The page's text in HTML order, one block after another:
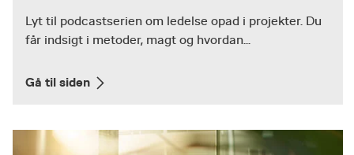
Lyt til podcastserien om ledelse opad i projekter. Du
får indsigt i metoder, magt og hvordan...
Gå til siden